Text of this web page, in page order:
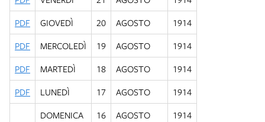
PDF
GIOVEDÌ 20 AGOSTO
1914
PDF
MERCOLEDÌ 19 AGOSTO
1914
PDF
MARTEDÌ 18 AGOSTO
1914
PDF
LUNEDÌ 17 AGOSTO
1914
DOMENICA
16 AGOSTO
1914